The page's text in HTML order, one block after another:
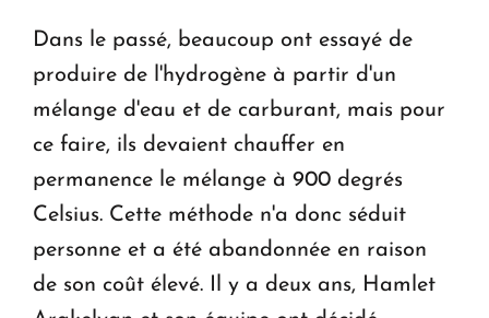
Dans le passé, beaucoup ont essayé de
produire de l'hydrogène à partir d'un
mélange d'eau et de carburant, mais pour
ce faire, ils devaient chauffer en
permanence le mélange à 900 degrés
Celsius. Cette méthode n'a donc séduit
personne et a été abandonnée en raison
de son coût élevé. Il y a deux ans, Hamlet